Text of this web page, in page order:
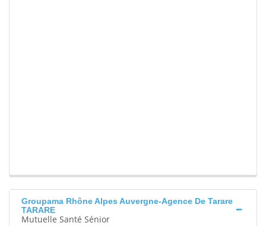
Groupama Rhône Alpes Auvergne-Agence De Tarare
TARARE
Mutuelle Santé Sénior